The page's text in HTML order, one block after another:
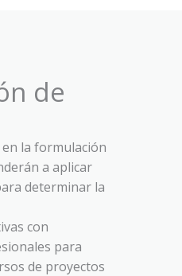
de
la formulación
a aplicar
determinar la
con
para
de proyectos